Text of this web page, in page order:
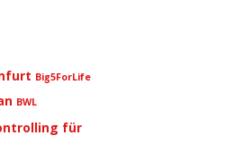
Big5ForLife
BWL
für